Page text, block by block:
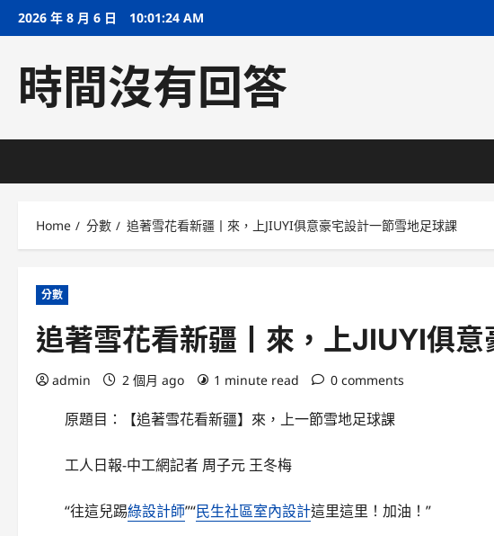
Skip2026 年 8 月 6 日 10:01:25 AM
時間沒有回答
Home 分數 追著雪花看新疆丨來，上JIUYI俱意豪宅設計一節雪地足球課
分數
追著雪花看新疆丨來，上JIUYI俱
admin 2 個月 ago 1 minute read 0 comments
原題目：【追著雪花看新疆】來，上一節雪地足球課
工人日報-中工網記者 周子元 王冬梅
“往這兒踢綠設計師”“民生社區室內設計這里這里！加油！”